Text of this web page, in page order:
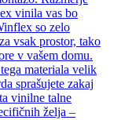
vinila vas bo
so zelo
vsak prostor, tako
v vašem domu.
materiala velik
sprašujete zakaj
vinilne talne
želja –